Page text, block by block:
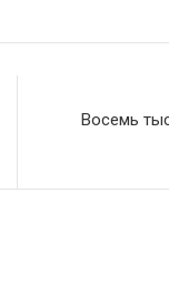
Восемь